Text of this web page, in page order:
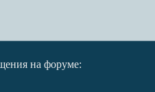
на форуме: